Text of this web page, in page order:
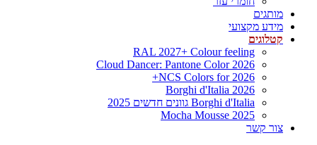
מותגים
מידע מקצועי
קטלוגים
RAL 2027+ Colour feeling
Cloud Dancer: Pantone Color 2026
NCS Colors for 2026+
Borghi d'Italia 2026
Borghi d'Italia גוונים חדשים 2025
Mocha Mousse 2025
צור קשר